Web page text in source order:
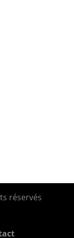
réservés